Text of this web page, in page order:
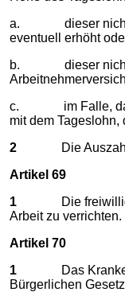
a. dieser nicht
eventuell erhöht
b. dieser nicht
c. im Falle, dass
mit dem
2 Die Auszahlung
Artikel 69
1 Die freiwillig
Arbeit zu verrichten.
Artikel 70
1 Das
Bürgerlichen